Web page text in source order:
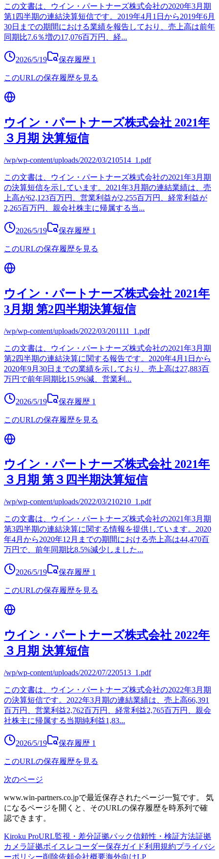
この文書は、ウイン・パートナーズ株式会社の2020年3月期
第1四半期の連結決算短信です。2019年4月1日から2019年6月
30日までの期間における業績を報告しており、売上高は前年
同期比7.6％増の17,076百万円、経...
2026/5/19 保存履歴 1
このURLの保存履歴を見る
ウイン・パートナーズ株式会社 2021年
３月期 決算短信
/wp/wp-content/uploads/2022/03/210514_1.pdf
この文書は、ウイン・パートナーズ株式会社の2021年3月期
の決算短信を示しています。2021年3月期の連結業績は、売
上高が62,123百万円、営業利益が2,255百万円、経常利益が
2,265百万円、親会社株主に帰属する当...
2026/5/19 保存履歴 1
このURLの保存履歴を見る
ウイン・パートナーズ株式会社 2021年
3月期 第2四半期決算短信
/wp/wp-content/uploads/2022/03/201111_1.pdf
この文書は、ウイン・パートナーズ株式会社の2021年3月期
第2四半期の連結決算に関する報告です。2020年4月1日から
2020年9月30日までの業績を示しており、売上高は27,883百
万円で前年同期比15.9%減、営業利 ...
2026/5/19 保存履歴 1
このURLの保存履歴を見る
ウイン・パートナーズ株式会社 2021年
３月期 第３四半期決算短信
/wp/wp-content/uploads/2022/03/210210_1.pdf
この文書は、ウイン・パートナーズ株式会社の2021年3月期
第3四半期の連結決算に関する情報を提供しています。2020
年4月から2020年12月までの期間における売上高は44,470百
万円で、前年同期比8.5%減少しました...
2026/5/19 保存履歴 1
このURLの保存履歴を見る
ウイン・パートナーズ株式会社 2022年
３月期 決算短信
/wp/wp-content/uploads/2022/07/220513_1.pdf
この文書は、ウイン・パートナーズ株式会社の2022年3月期
の決算短信です。2022年3月期の連結業績は、売上高66,391
百万円、営業利益2,762百万円、経常利益2,765百万円、親会
社株主に帰属する当期純利益1,83...
2026/5/19 保存履歴 1
このURLの保存履歴を見る
次のページ
www.win-partners.co.jpで最近保存されたページ一覧です。
気
になるページを開くと、そのURLの保存履歴を時系列で確
認できます。
Kiroku ProURL監視・差分証拠パック信頼性・検証方法証拠
カメラ証拠ボイスレコーダー保存ガイド利用規約プライバシ
ーポリシー削除依頼会社概要海外向けLP